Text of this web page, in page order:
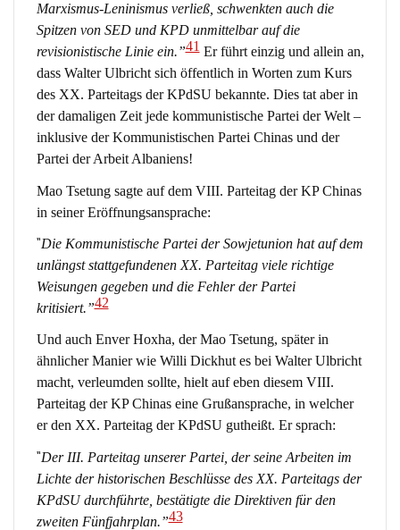
Marxismus-Leninismus verließ, schwenkten auch die
Spitzen von SED und KPD unmittelbar auf die
revisionistische Linie ein.”41Er führt einzig und allein an,
dass Walter Ulbricht sich öffentlich in Worten zum Kurs
des XX. Parteitags der KPdSU bekannte. Dies tat aber in
der damaligen Zeit jede kommunistische Partei der Welt –
inklusive der Kommunistischen Partei Chinas und der
Partei der Arbeit Albaniens!
Mao Tsetung sagte auf dem VIII. Parteitag der KP Chinas
in seiner Eröffnungsansprache:
“Die Kommunistische Partei der Sowjetunion hat auf dem
unlängst stattgefundenen XX. Parteitag viele richtige
Weisungen gegeben und die Fehler der Partei
kritisiert.”42
Und auch Enver Hoxha, der Mao Tsetung, später in
ähnlicher Manier wie Willi Dickhut es bei Walter Ulbricht
macht, verleumden sollte, hielt auf eben diesem VIII.
Parteitag der KP Chinas eine Grußansprache, in welcher
er den XX. Parteitag der KPdSU gutheißt. Er sprach:
“Der III. Parteitag unserer Partei, der seine Arbeiten im
Lichte der historischen Beschlüsse des XX. Parteitags der
KPdSU durchführte, bestätigte die Direktiven für den
zweiten Fünfjahrplan.”43